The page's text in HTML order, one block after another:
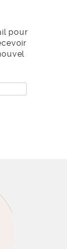
pour